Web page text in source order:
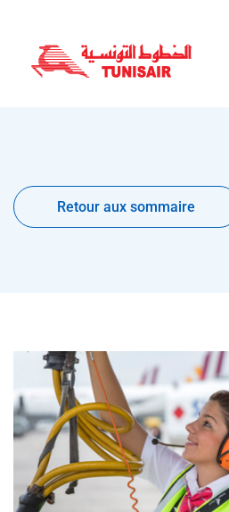
aux
sommaireRetour aux sommaire